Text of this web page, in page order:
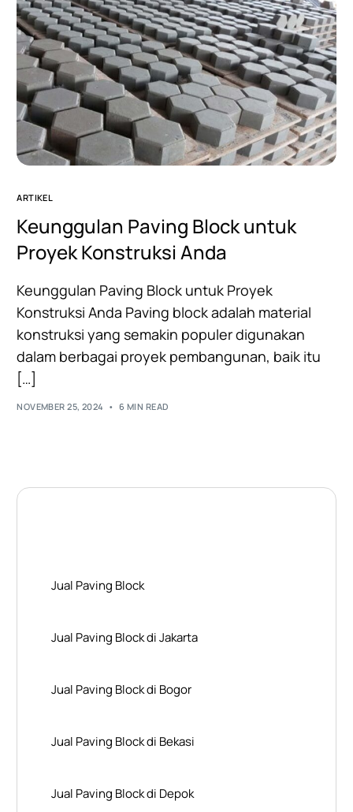
ARTIKEL
Keunggulan Paving Block untuk
Proyek Konstruksi Anda
Keunggulan Paving Block untuk Proyek
Konstruksi Anda Paving block adalah material
konstruksi yang semakin populer digunakan
dalam berbagai proyek pembangunan, baik itu
[…]
NOVEMBER 25, 2024 6 MIN READ
Jual Paving Block
Jual Paving Block di Jakarta
Jual Paving Block di Bogor
Jual Paving Block di Bekasi
Jual Paving Block di Depok